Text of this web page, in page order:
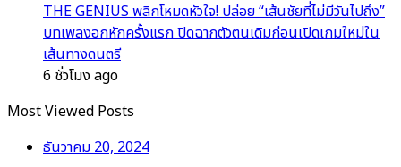
THE GENIUS พลิกโหมดหัวใจ! ปล่อย “เส้นชัยที่ไม่มีวันไปถึง”
บทเพลงอกหักครั้งแรก ปิดฉากตัวตนเดิมก่อนเปิดเกมใหม่ใน
เส้นทางดนตรี
6 ชั่วโมง ago
Most Viewed Posts
ธันวาคม 20, 2024